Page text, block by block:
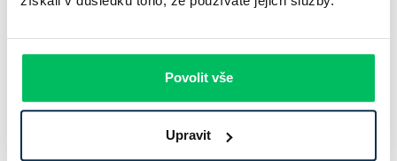
Povolit vše
Upravit
Investiční byt je nemovitost pořizovaná za účelem zhodnocení
kapitálu, nikoli pro vlastní bydlení.